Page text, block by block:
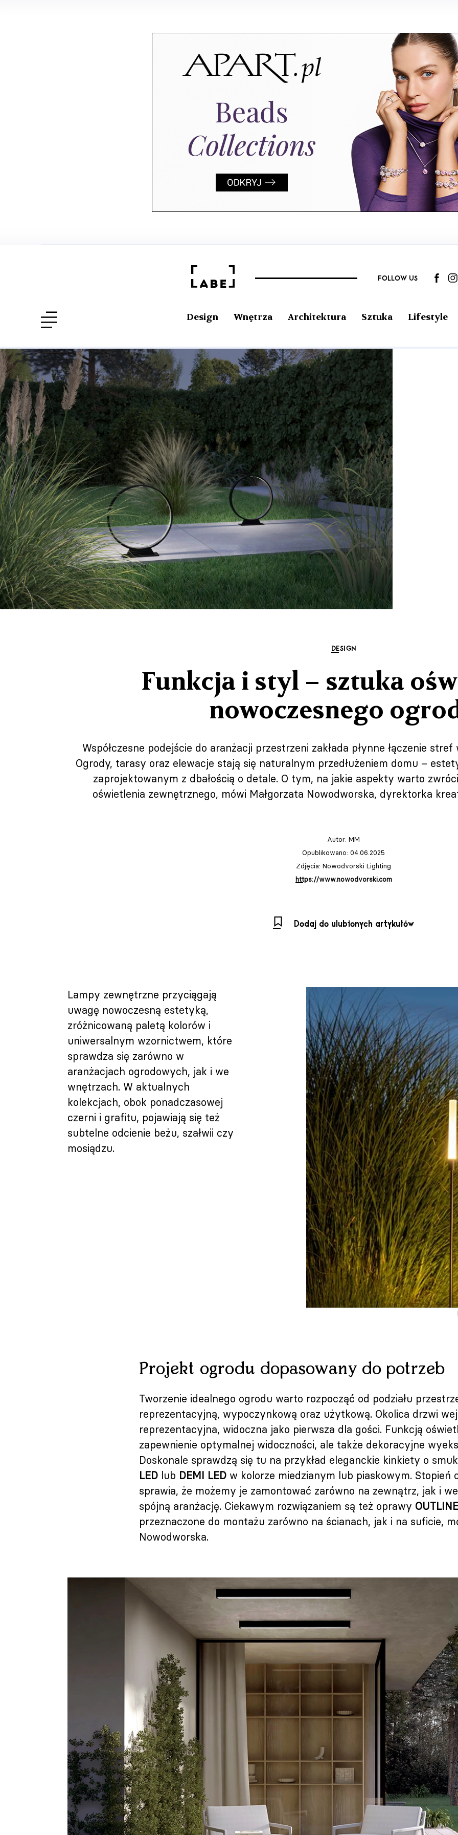
FOLLOW US
Design Wnętrza Architektura Sztuka Lifestyle
DESIGN
Funkcja i styl – sztuka
nowoczesnego
Współczesne podejście do aranżacji przestrzeni zakłada płynne łączenie
Ogrody, tarasy oraz elewacje stają się naturalnym przedłużeniem domu –
zaprojektowanym z dbałością o detale. O tym, na jakie aspekty warto
oświetlenia zewnętrznego, mówi Małgorzata Nowodworska, dyrektorka
Autor: MM
Opublikowano: 04.06.2025
Zdjęcia: Nowodvorski Lighting
https://www.nowodvorski.com
Dodaj do ulubionych artykułów
Lampy zewnętrzne przyciągają
uwagę nowoczesną estetyką,
zróżnicowaną paletą kolorów i
uniwersalnym wzornictwem, które
sprawdza się zarówno w
aranżacjach ogrodowych, jak i we
wnętrzach. W aktualnych
kolekcjach, obok ponadczasowej
czerni i grafitu, pojawiają się też
subtelne odcienie beżu, szałwii czy
mosiądzu.
Projekt ogrodu dopasowany do potrzeb
Tworzenie idealnego ogrodu warto rozpocząć od podziału
reprezentacyjną, wypoczynkową oraz użytkową. Okolica drzwi
reprezentacyjna, widoczna jako pierwsza dla gości. Funkcją
zapewnienie optymalnej widoczności, ale także dekoracyjne
Doskonale sprawdzą się tu na przykład eleganckie kinkiety o
LED lub DEMI LED w kolorze miedzianym lub piaskowym. Stopień
sprawia, że możemy je zamontować zarówno na zewnątrz, jak i
spójną aranżację. Ciekawym rozwiązaniem są też oprawy
przeznaczone do montażu zarówno na ścianach, jak i na suficie,
Nowodworska.